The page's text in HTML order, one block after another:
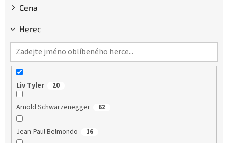
Cena
Herec
Liv Tyler 20
Arnold Schwarzenegger 62
Jean-Paul Belmondo 16